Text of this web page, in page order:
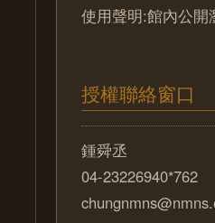
使用聲明:館內公開
授權聯絡窗口
鍾舜丞
04-23226940*762